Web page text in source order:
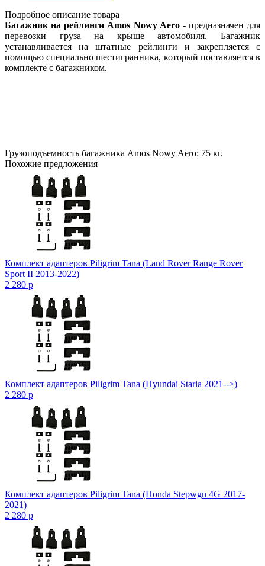
Подробное описание товара
Багажник на рейлинги Amos Nowy Aero- предназначен для
перевозки груза на крыше автомобиля. Багажник
устанавливается на штатные рейлинги и закрепляется с
помощью специально шестигранника, который поставляется в
комплекте с багажником.
Грузоподъемность багажника Amos Nowy Aero: 75 кг.
Похожие предложения
Комплект адаптеров Piligrim Tana (Land Rover Range Rover
Sport II 2013-2022)
2 280 p
Комплект адаптеров Piligrim Tana (Hyundai Staria 2021-->)
2 280 p
Комплект адаптеров Piligrim Tana (Honda Stepwgn 4G 2017-
2021)
2 280 p